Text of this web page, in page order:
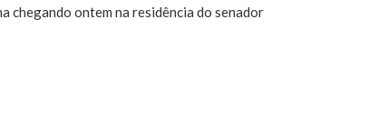
chegando ontem na residência do senador